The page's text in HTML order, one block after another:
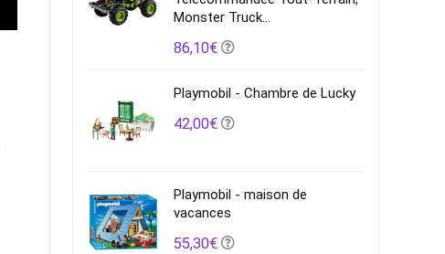
Monster Truck...
86,10€
Playmobil - Chambre de Lucky
42,00€
Playmobil - maison de
vacances
55,30€